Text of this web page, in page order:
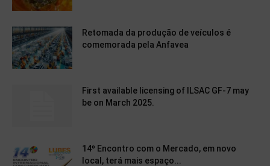
Retomada da produção de veículos é
comemorada pela Anfavea
First available licensing of ILSAC GF-7 may
be on March 2025.
14º Encontro com o Mercado, em novo
local, terá mais espaço...